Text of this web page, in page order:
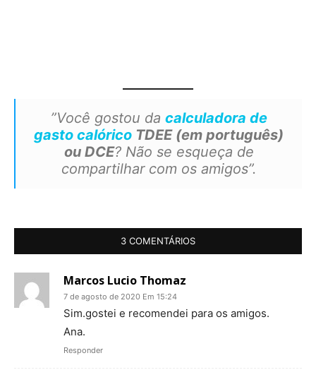
”Você gostou da calculadora de
gasto calórico TDEE (em português)
ou DCE? Não se esqueça de
compartilhar com os amigos”.
3 COMENTÁRIOS
Marcos Lucio Thomaz
7 de agosto de 2020 Em 15:24
Sim.gostei e recomendei para os amigos.
Ana.
Responder